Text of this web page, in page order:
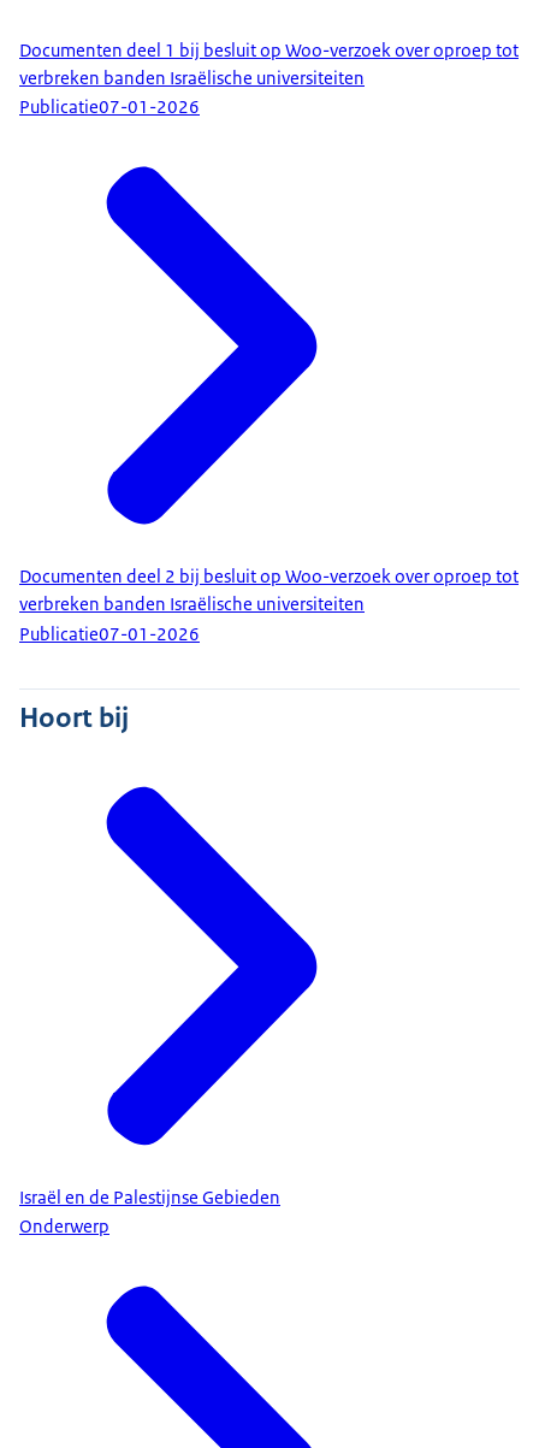
Documenten deel 1 bij besluit op Woo-verzoek over oproep tot
verbreken banden Israëlische universiteiten
Publicatie07-01-2026
Documenten deel 2 bij besluit op Woo-verzoek over oproep tot
verbreken banden Israëlische universiteiten
Publicatie07-01-2026
Hoort bij
Israël en de Palestijnse Gebieden
Onderwerp